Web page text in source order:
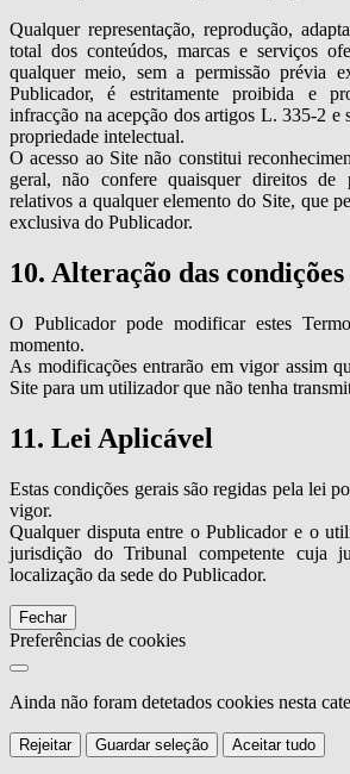
Qualquer representação, reprodução,
total dos conteúdos, marcas e serviços
qualquer meio, sem a permissão prévia
Publicador, é estritamente proibida e
infracção na acepção dos artigos L. 335-2 e
propriedade intelectual.
O acesso ao Site não constitui
geral, não confere quaisquer direitos de
relativos a qualquer elemento do Site, que
exclusiva do Publicador.
10. Alteração das
O Publicador pode modificar estes
momento.
As modificações entrarão em vigor assim
Site para um utilizador que não tenha
11. Lei Aplicável
Estas condições gerais são regidas pela lei
vigor.
Qualquer disputa entre o Publicador e o
jurisdição do Tribunal competente cuja
localização da sede do Publicador.
Fechar
Preferências de cookies
Ainda não foram detetados cookies nesta
Rejeitar Guardar seleção Aceitar tudo